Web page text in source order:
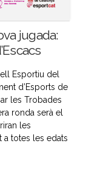
jugada:
Esportiu del
d’Esports de
les Trobades
ronda serà el
les
a totes les edats